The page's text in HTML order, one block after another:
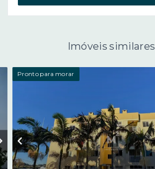
Imóveis similares
Pronto para morar